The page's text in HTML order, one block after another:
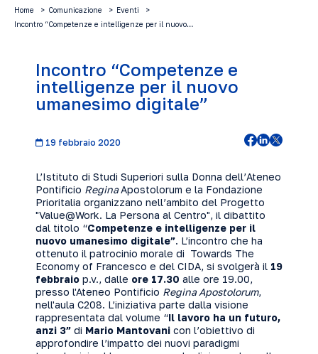
Home Comunicazione
Eventi
Incontro “Competenze e intelligenze per il nuovo…
Incontro “Competenze e
intelligenze per il nuovo
umanesimo digitale”
19 febbraio 2020
L’Istituto di Studi Superiori sulla Donna dell’Ateneo
Pontificio ReginaApostolorum e la Fondazione
Prioritalia organizzano nell’ambito del Progetto
"Value@Work. La Persona al Centro", il dibattito
dal titolo “Competenze e intelligenze per il
nuovo umanesimo digitale”. L’incontro che ha
ottenuto il patrocinio morale di Towards The
Economy of Francesco e del CIDA, si svolgerà il 19
febbraio p.v., dalle ore 17.30 alle ore 19.00,
presso l'Ateneo Pontificio Regina Apostolorum,
nell'aula C208. L’iniziativa parte dalla visione
rappresentata dal volume “Il lavoro ha un futuro,
anzi 3” di Mario Mantovani con l’obiettivo di
approfondire l’impatto dei nuovi paradigmi